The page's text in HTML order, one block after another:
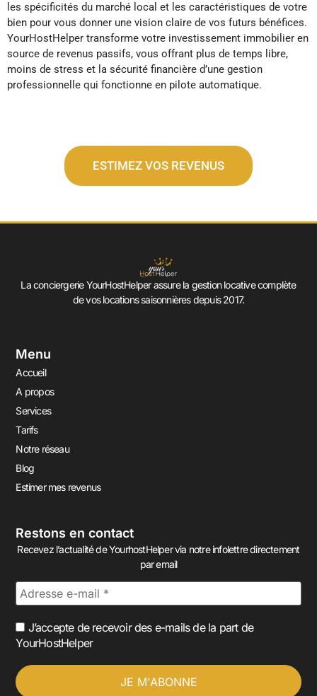
les spécificités du marché local et les caractéristiques de votre
bien pour vous donner une vision claire de vos futurs bénéfices.
YourHostHelper transforme votre investissement immobilier en
source de revenus passifs, vous offrant plus de temps libre,
moins de stress et la sécurité financière d’une gestion
professionnelle qui fonctionne en pilote automatique.
ESTIMEZ VOS REVENUS
La conciergerie YourHostHelper assure la gestion locative complète
de vos locations saisonnières depuis 2017.
Menu
Accueil
A propos
Services
Tarifs
Notre réseau
Blog
Estimer mes revenus
Restons en contact
Recevez l’actualité de YourhostHelper via notre infolettre directement
par email
J’accepte de recevoir des e-mails de la part de
YourHostHelper